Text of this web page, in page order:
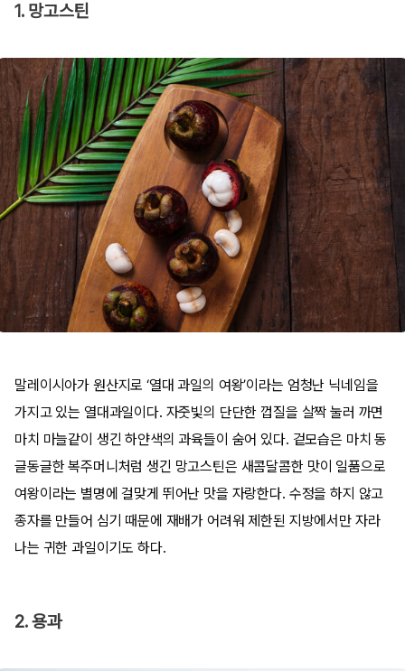
1. 망고스틴
말레이시아가 원산지로 ‘열대 과일의 여왕’이라는 엄청난 닉네임을
가지고 있는 열대과일이다. 자줏빛의 단단한 껍질을 살짝 눌러 까면
마치 마늘같이 생긴 하얀색의 과육들이 숨어 있다. 겉모습은 마치 동
글동글한 복주머니처럼 생긴 망고스틴은 새콤달콤한 맛이 일품으로
여왕이라는 별명에 걸맞게 뛰어난 맛을 자랑한다. 수정을 하지 않고
종자를 만들어 심기 때문에 재배가 어려워 제한된 지방에서만 자라
나는 귀한 과일이기도 하다.
2. 용과